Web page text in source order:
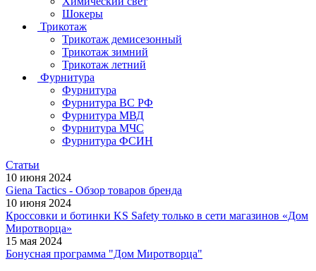
Шокеры
Трикотаж
Трикотаж демисезонный
Трикотаж зимний
Трикотаж летний
Фурнитура
Фурнитура
Фурнитура ВС РФ
Фурнитура МВД
Фурнитура МЧС
Фурнитура ФСИН
Статьи
10 июня 2024
Giena Tactics - Обзор товаров бренда
10 июня 2024
Кроссовки и ботинки KS Safety только в сети магазинов «Дом
Миротворца»
15 мая 2024
Бонусная программа "Дом Миротворца"